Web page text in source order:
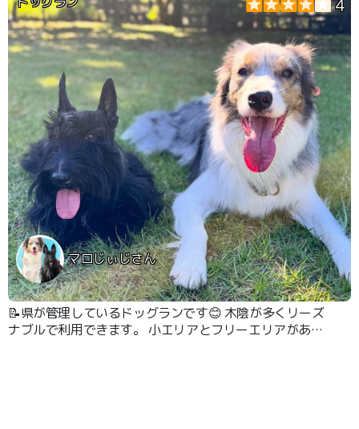
マロじぃじさん
📝県が管理しているドッグランです😊 木陰が多くリーズ
ナブルで利用できます。 小エリアとフリーエリアがあり